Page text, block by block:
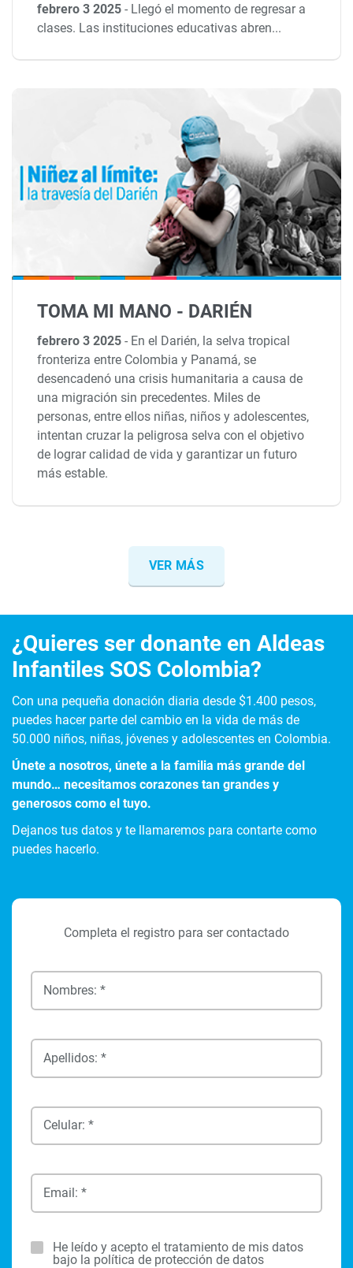
febrero 3 2025- Llegó el momento de regresar a
clases. Las instituciones educativas abren...
TOMA MI MANO - DARIÉN
febrero 3 2025- En el Darién, la selva tropical
fronteriza entre Colombia y Panamá, se
desencadenó una crisis humanitaria a causa de
una migración sin precedentes. Miles de
personas, entre ellos niñas, niños y adolescentes,
intentan cruzar la peligrosa selva con el objetivo
de lograr calidad de vida y garantizar un futuro
más estable.
VER MÁS
¿Quieres ser donante en Aldeas
Infantiles SOS Colombia?
Con una pequeña donación diaria desde $1.400 pesos,
puedes hacer parte del cambio en la vida de más de
50.000 niños, niñas, jóvenes y adolescentes en Colombia.
Únete a nosotros, únete a la familia más grande del
mundo… necesitamos corazones tan grandes y
generosos como el tuyo.
Dejanos tus datos y te llamaremos para contarte como
puedes hacerlo.
Completa el registro para ser contactado
Nombres: *
Apellidos: *
Celular: *
Email: *
He leído y acepto el tratamiento de mis datos
bajo la política de protección de datos